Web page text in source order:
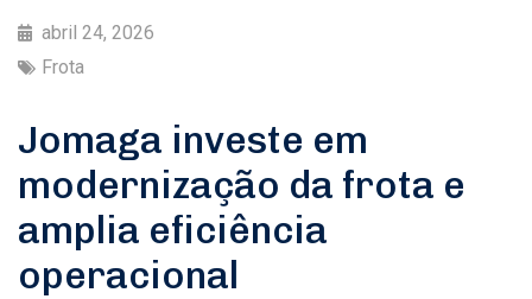
abril 24, 2026
Frota
Jomaga investe em
modernização da frota e
amplia eficiência
operacional